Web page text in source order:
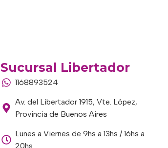
Sucursal Libertador
1168893524
Av. del Libertador 1915, Vte. López,
Provincia de Buenos Aires
Lunes a Viernes de 9hs a 13hs / 16hs a
20hs